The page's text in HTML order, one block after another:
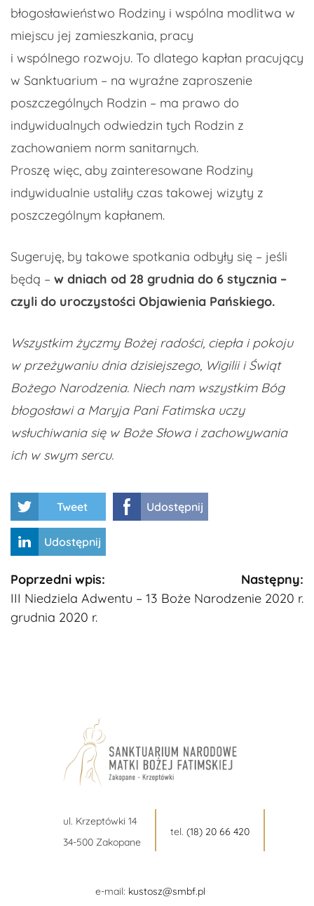
błogosławieństwo Rodziny i wspólna modlitwa w
miejscu jej zamieszkania, pracy
i wspólnego rozwoju. To dlatego kapłan pracujący
w Sanktuarium – na wyraźne zaproszenie
poszczególnych Rodzin – ma prawo do
indywidualnych odwiedzin tych Rodzin z
zachowaniem norm sanitarnych.
Proszę więc, aby zainteresowane Rodziny
indywidualnie ustaliły czas takowej wizyty z
poszczególnym kapłanem.
Sugeruję, by takowe spotkania odbyły się – jeśli
będą – w dniach od 28 grudnia do 6 stycznia –
czyli do uroczystości Objawienia Pańskiego.
Wszystkim życzmy Bożej radości, ciepła i pokoju
w przeżywaniu dnia dzisiejszego, Wigilii i Świąt
Bożego Narodzenia. Niech nam wszystkim Bóg
błogosławi a Maryja Pani Fatimska uczy
wsłuchiwania się w Boże Słowa i zachowywania
ich w swym sercu.
Tweet Udostępnij
Udostępnij
Kontynuuj
czytanie
Poprzedni wpis:
III Niedziela Adwentu – 13
grudnia 2020 r.
Następny:
Boże Narodzenie 2020 r.
ul. Krzeptówki 14
34-500 Zakopane
tel. (18) 20 66 420
e-mail: kustosz@smbf.pl